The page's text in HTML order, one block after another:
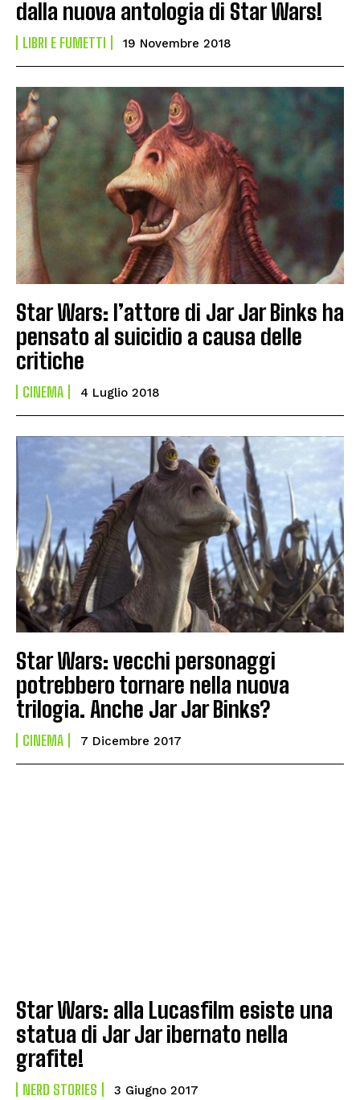
dalla nuova antologia di Star Wars!
LIBRI E FUMETTI 19 Novembre 2018
Star Wars: l’attore di Jar Jar Binks ha
pensato al suicidio a causa delle
critiche
CINEMA 4 Luglio 2018
Star Wars: vecchi personaggi
potrebbero tornare nella nuova
trilogia. Anche Jar Jar Binks?
CINEMA 7 Dicembre 2017
Star Wars: alla Lucasfilm esiste una
statua di Jar Jar ibernato nella
grafite!
NERD STORIES 3 Giugno 2017